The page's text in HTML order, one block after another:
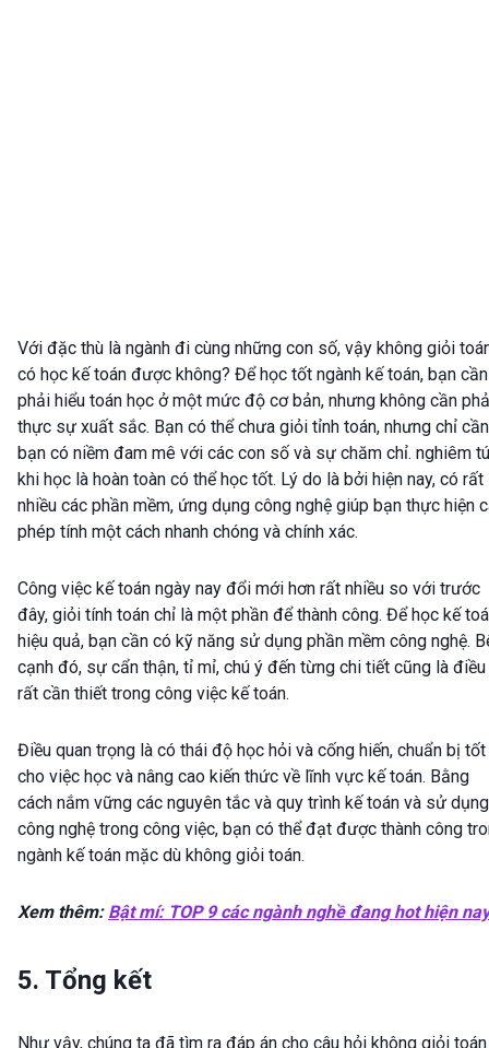
Với đặc thù là ngành đi cùng những con số, vậy không giỏi
có học kế toán được không? Để học tốt ngành kế toán, bạn cần
phải hiểu toán học ở một mức độ cơ bản, nhưng không cần
thực sự xuất sắc. Bạn có thể chưa giỏi tỉnh toán, nhưng chỉ cần
bạn có niềm đam mê với các con số và sự chăm chỉ. nghiêm
khi học là hoàn toàn có thể học tốt. Lý do là bởi hiện nay, có rất
nhiều các phần mềm, ứng dụng công nghệ giúp bạn thực hiện
phép tính một cách nhanh chóng và chính xác.
Công việc kế toán ngày nay đổi mới hơn rất nhiều so với trước
đây, giỏi tính toán chỉ là một phần để thành công. Để học kế
hiệu quả, bạn cần có kỹ năng sử dụng phần mềm công nghệ.
cạnh đó, sự cẩn thận, tỉ mỉ, chú ý đến từng chi tiết cũng là điều
rất cần thiết trong công việc kế toán.
Điều quan trọng là có thái độ học hỏi và cống hiến, chuẩn bị tốt
cho việc học và nâng cao kiến thức về lĩnh vực kế toán. Bằng
cách nắm vững các nguyên tắc và quy trình kế toán và sử dụng
công nghệ trong công việc, bạn có thể đạt được thành công
ngành kế toán mặc dù không giỏi toán.
Xem thêm: Bật mí: TOP 9 các ngành nghề đang hot hiện nay
5. Tổng kết
Như vậy, chúng ta đã tìm ra đáp án cho câu hỏi không giỏi toán